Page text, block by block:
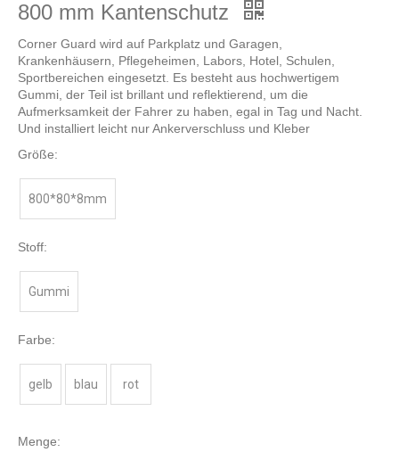
800 mm Kantenschutz
Corner Guard wird auf Parkplatz und Garagen,
Krankenhäusern, Pflegeheimen, Labors, Hotel, Schulen,
Sportbereichen eingesetzt. Es besteht aus hochwertigem
Gummi, der Teil ist brillant und reflektierend, um die
Aufmerksamkeit der Fahrer zu haben, egal in Tag und Nacht.
Und installiert leicht nur Ankerverschluss und Kleber
Größe:
800*80*8mm
Stoff:
Gummi
Farbe:
gelb blau rot
Menge: